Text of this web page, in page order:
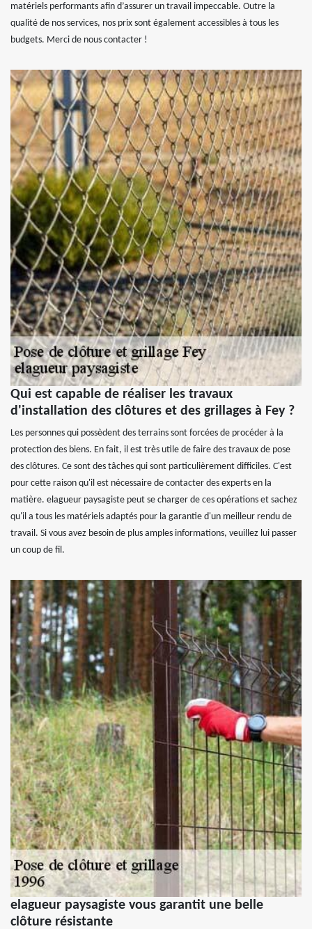
matériels performants afin d’assurer un travail impeccable. Outre la
qualité de nos services, nos prix sont également accessibles à tous les
budgets. Merci de nous contacter !
Qui est capable de réaliser les travaux
d'installation des clôtures et des grillages à Fey ?
Les personnes qui possèdent des terrains sont forcées de procéder à la
protection des biens. En fait, il est très utile de faire des travaux de pose
des clôtures. Ce sont des tâches qui sont particulièrement difficiles. C'est
pour cette raison qu'il est nécessaire de contacter des experts en la
matière. elagueur paysagiste peut se charger de ces opérations et sachez
qu'il a tous les matériels adaptés pour la garantie d'un meilleur rendu de
travail. Si vous avez besoin de plus amples informations, veuillez lui passer
un coup de fil.
elagueur paysagiste vous garantit une belle
clôture résistante